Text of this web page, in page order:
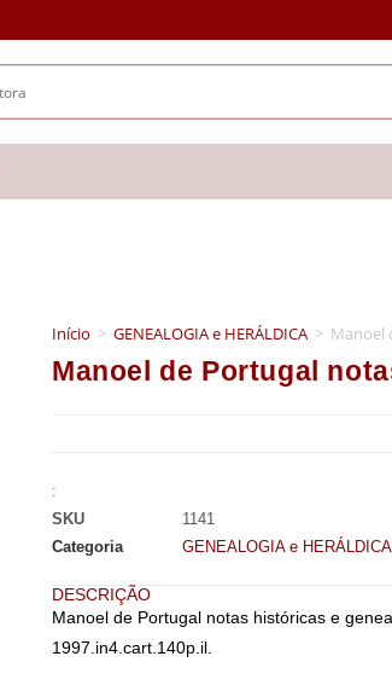
Início > GENEALOGIA e HERÁLDICA > Manoel
Manoel de Portugal
:
SKU
1141
Categoria
GENEALOGIA e HERÁLDICA
DESCRIÇÃO
Manoel de Portugal notas históricas e
1997.in4.cart.140p.il.